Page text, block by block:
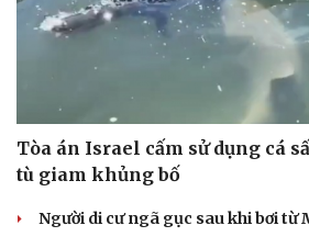
Tòa án Israel cấm sử dụng cá
tù giam khủng bố
Người di cư ngã gục sau khi bơi từ